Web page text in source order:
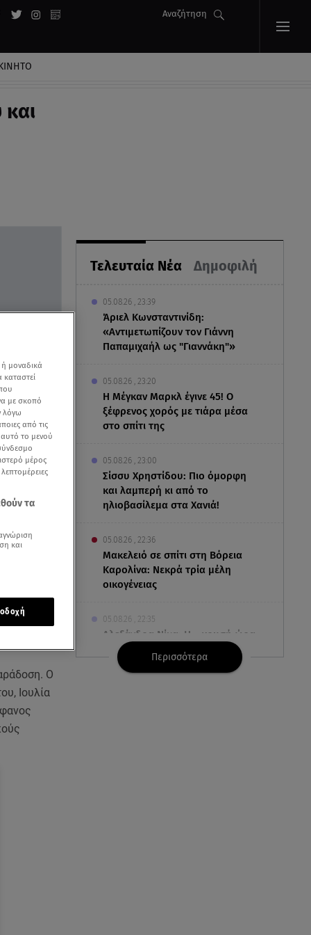
Αναζήτηση
Τελευταία Νέα Δημοφιλή
05.08.26 , 23:39
Άριελ Κωνσταντινίδη:
«Αντιμετωπίζουν τον Γιάννη
Παπαμιχαήλ ως "Γιαννάκη"»
05.08.26 , 23:20
Η Μέγκαν Μαρκλ έγινε 45! Ο
ξέφρενος χορός με τιάρα μέσα
στο σπίτι της
05.08.26 , 23:00
Σίσσυ Χρηστίδου: Πιο όμορφη
και λαμπερή κι από το
ηλιοβασίλεμα στα Χανιά!
05.08.26 , 22:36
Μακελειό σε σπίτι στη Βόρεια
Καρολίνα: Νεκρά τρία μέλη
οικογένειας
05.08.26 , 22:35
Αλεξάνδρα Νίκα: Η... χρυσή ώρα
στο σκάφος με την καλύτερη
παρέα!
Περισσότερα
ένας
την
Ο
Ιουλία
μοναδικά
με σκοπό
λόγω
από τις
αυτό το μενού
μέρος
τα
και